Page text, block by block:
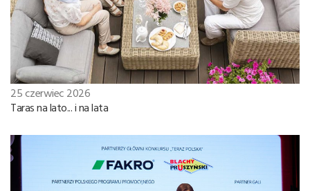
25 czerwiec 2026
Taras na lato... i na lata